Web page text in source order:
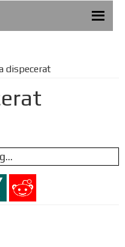
dispecerat